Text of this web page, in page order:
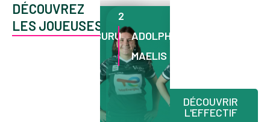
DÉCOUVREZ
LES JOUEUSES
DÉCOUVRIR
L'EFFECTIF
9
NARBEBURU
2
ADOLPHE
MAELIS